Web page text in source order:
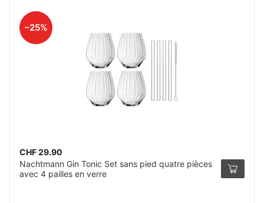
–25%
CHF 29.90
Nachtmann Gin Tonic Set sans pied quatre pièces
avec 4 pailles en verre